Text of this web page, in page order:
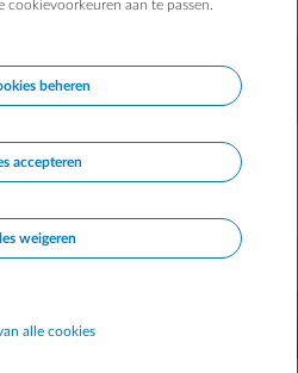
cookievoorkeuren aan te passen.
beheren
accepteren
weigeren
alle cookies